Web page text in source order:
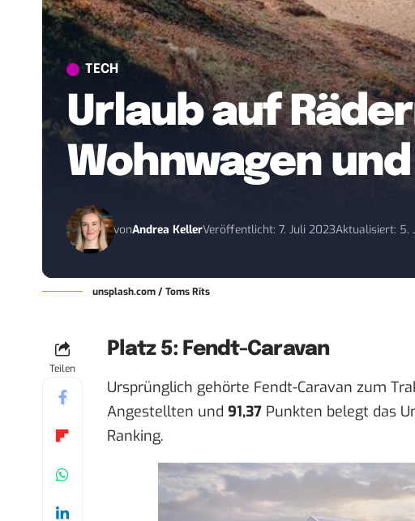
TECH
Urlaub auf
Wohnwagen
vonAndrea KellerVeröffentlicht: 7. Juli 2023Aktualisiert: 5.
unsplash.com / Toms Rīts
Teilen
Platz 5: Fendt-Caravan
Ursprünglich gehörte Fendt-Caravan zum
Angestellten und 91,37 Punkten belegt das
Ranking.